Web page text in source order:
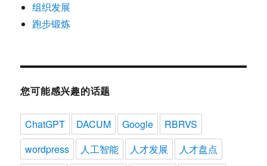
组织发展
跑步锻炼
您可能感兴趣的话题
ChatGPT DACUM Google
RBRVS
wordpress
人工智能 人才发展
人才盘点